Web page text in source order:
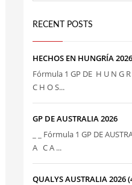
RECENT POSTS
HECHOS EN HUNGRÍA 2026
Fórmula 1 GP DE H U N G
C H O S...
GP DE AUSTRALIA 2026
_ _ Fórmula 1 GP DE
A C A ...
QUALYS AUSTRALIA 2026